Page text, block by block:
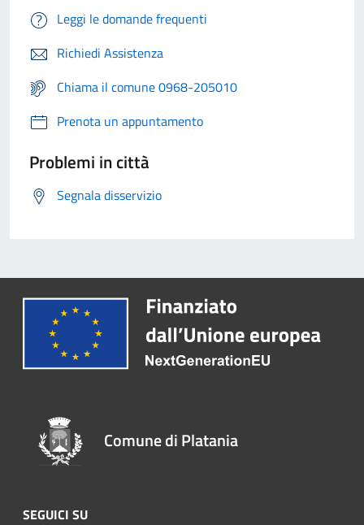
Leggi le domande frequenti
Richiedi Assistenza
Chiama il comune 0968-205010
Prenota un appuntamento
Problemi in città
Segnala disservizio
Comune di Platania
SEGUICI SU